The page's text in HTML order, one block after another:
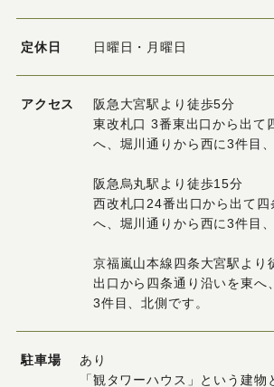
定休日 日曜日・月曜日
アクセス
阪急大宮駅より徒歩5分
東改札口 3番東出口から出て
へ、堀川通りから西に3件目、
阪急烏丸駅より徒歩15分
西改札口24番出口から出て四
へ、堀川通りから西に3件目、
京福嵐山本線四条大宮駅より
出口から四条通り沿いを東へ
3件目、北側です。
駐車場
あり
「観タワーハウス」という建物